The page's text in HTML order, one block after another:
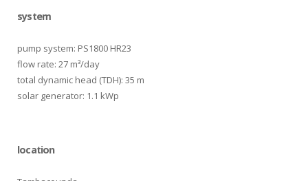
system
pump system: PS1800 HR23
flow rate: 27 m³/day
total dynamic head (TDH): 35 m
solar generator: 1.1 kWp
location